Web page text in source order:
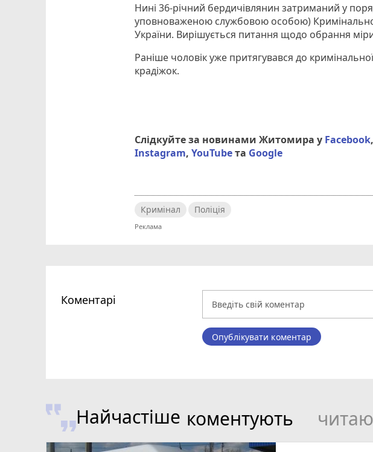
Нині 36-річний бердичівлянин затриманий у
уповноваженою службовою особою)
України. Вирішується питання щодо обрання
Раніше чоловік уже притягувався до
крадіжок.
Слідкуйте за новинами Житомира у Facebook
Instagram,YouTubeта Google
Кримінал Поліція
Коментарі
Опублікувати коментар
Найчастіше коментують